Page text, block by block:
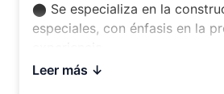
⬤ Se especializa en la
especiales, con énfasis en la
Leer más